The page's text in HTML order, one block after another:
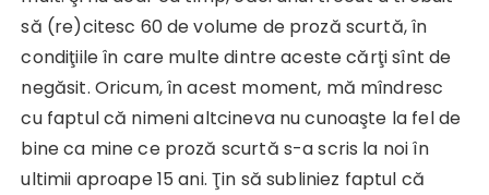
să (re)citesc 60 de volume de proză scurtă, în
condiţiile în care multe dintre aceste cărţi sînt de
negăsit. Oricum, în acest moment, mă mîndresc
cu faptul că nimeni altcineva nu cunoaşte la fel de
bine ca mine ce proză scurtă s-a scris la noi în
ultimii aproape 15 ani. Ţin să subliniez faptul că